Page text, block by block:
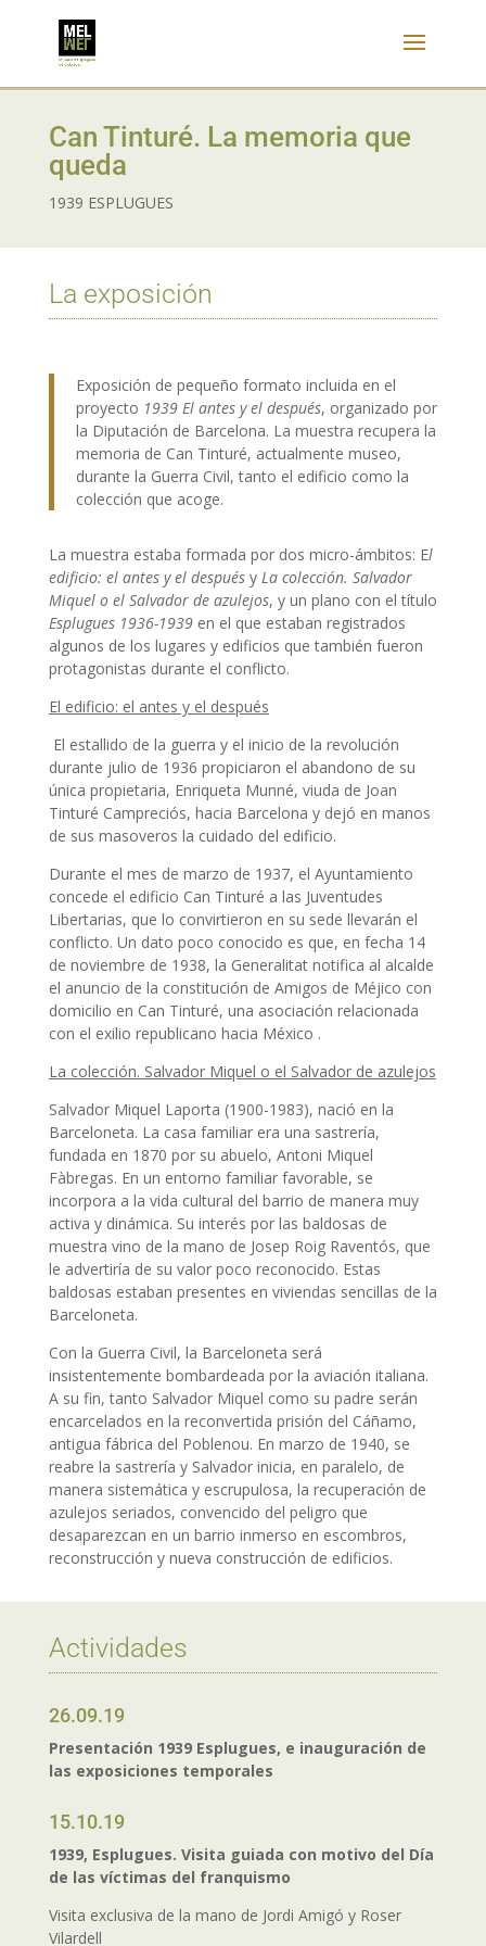
Can Tinturé. La memoria que
queda
1939 ESPLUGUES
La exposición
Exposición de pequeño formato incluida en el
proyecto 1939 El antes y el después, organizado por
la Diputación de Barcelona. La muestra recupera la
memoria de Can Tinturé, actualmente museo,
durante la Guerra Civil, tanto el edificio como la
colección que acoge.
La muestra estaba formada por dos micro-ámbitos: El
edificio: el antes y el después yLa colección. Salvador
Miquel o el Salvador de azulejos, y un plano con el título
Esplugues 1936-1939 en el que estaban registrados
algunos de los lugares y edificios que también fueron
protagonistas durante el conflicto.
El edificio: el antes y el después
El estallido de la guerra y el inicio de la revolución
durante julio de 1936 propiciaron el abandono de su
única propietaria, Enriqueta Munné, viuda de Joan
Tinturé Campreciós, hacia Barcelona y dejó en manos
de sus masoveros la cuidado del edificio.
Durante el mes de marzo de 1937, el Ayuntamiento
concede el edificio Can Tinturé a las Juventudes
Libertarias, que lo convirtieron en su sede llevarán el
conflicto. Un dato poco conocido es que, en fecha 14
de noviembre de 1938, la Generalitat notifica al alcalde
el anuncio de la constitución de Amigos de Méjico con
domicilio en Can Tinturé, una asociación relacionada
con el exilio republicano hacia México .
La colección. Salvador Miquel o el Salvador de azulejos
Salvador Miquel Laporta (1900-1983), nació en la
Barceloneta. La casa familiar era una sastrería,
fundada en 1870 por su abuelo, Antoni Miquel
Fàbregas. En un entorno familiar favorable, se
incorpora a la vida cultural del barrio de manera muy
activa y dinámica. Su interés por las baldosas de
muestra vino de la mano de Josep Roig Raventós, que
le advertiría de su valor poco reconocido. Estas
baldosas estaban presentes en viviendas sencillas de la
Barceloneta.
Con la Guerra Civil, la Barceloneta será
insistentemente bombardeada por la aviación italiana.
A su fin, tanto Salvador Miquel como su padre serán
encarcelados en la reconvertida prisión del Cáñamo,
antigua fábrica del Poblenou. En marzo de 1940, se
reabre la sastrería y Salvador inicia, en paralelo, de
manera sistemática y escrupulosa, la recuperación de
azulejos seriados, convencido del peligro que
desaparezcan en un barrio inmerso en escombros,
reconstrucción y nueva construcción de edificios.
Actividades
26.09.19
Presentación 1939 Esplugues, e inauguración de
las exposiciones temporales
15.10.19
1939, Esplugues. Visita guiada con motivo del Día
de las víctimas del franquismo
Visita exclusiva de la mano de Jordi Amigó y Roser
Vilardell